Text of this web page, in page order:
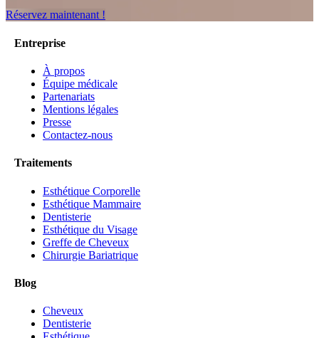
Réservez maintenant !
Entreprise
À propos
Équipe médicale
Partenariats
Mentions légales
Presse
Contactez-nous
Traitements
Esthétique Corporelle
Esthétique Mammaire
Dentisterie
Esthétique du Visage
Greffe de Cheveux
Chirurgie Bariatrique
Blog
Cheveux
Dentisterie